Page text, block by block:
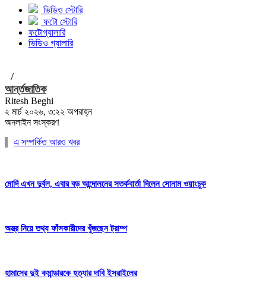
ভিডিও স্টোরি
ফটো স্টোরি
ফটোগ্যালারি
ভিডিও গ্যালারি
/
আর্ন্তজাতিক
Ritesh Beghi
২ মার্চ ২০২৬, ৩:২২ অপরাহ্ন
অনলাইন সংস্করণ
এ সম্পর্কিত আরও খবর
মোদি এখন দুর্বল, এবার বড় আন্দোলনের সতর্কবার্তা দিলেন সোনাম ওয়াংচুক
অস্ত্র নিয়ে তথ্য ফাঁসকারীদের খুঁজছেন ট্রাম্প
হামাসের দুই কমান্ডারকে হত্যার দাবি ইসরাইলের